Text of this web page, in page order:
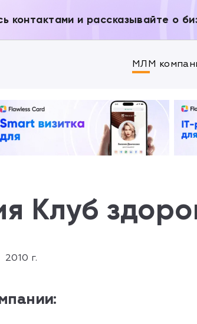
контактами и рассказывайте о
МЛМ
Клуб
2010 г.